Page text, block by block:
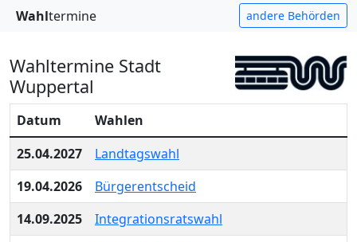
Wahltermine andere Behörden
Wahltermine Stadt
Wuppertal
Datum
Wahlen
25.04.2027
Landtagswahl
19.04.2026
Bürgerentscheid
14.09.2025
Integrationsratswahl